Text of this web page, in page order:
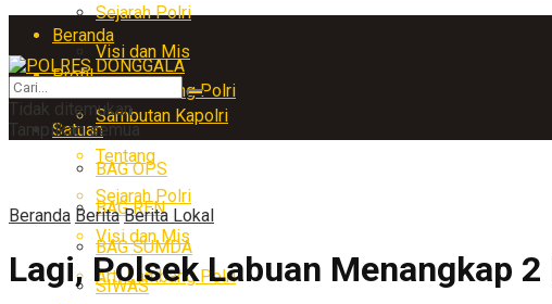
Sejarah Polri
Visi dan Mis
Arti Lambang Polri
Satuan
BAG OPS
BAG REN
BAG SUMDA
SIWAS
Beranda
Profil
Sambutan Kapolri
Tentang
Sejarah Polri
Visi dan Mis
Arti Lambang Polri
Tidak ditemukan
Tampilkan semua
Beranda Berita Berita Lokal
Lagi, Polsek Labuan Menangkap